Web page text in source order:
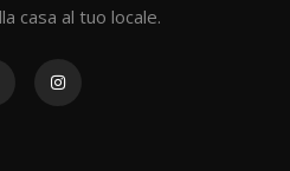
casa al tuo locale.